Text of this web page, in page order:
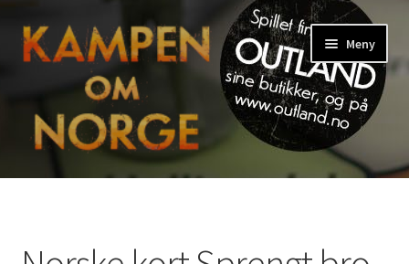
Hopp
til
navigasjon
Hopp
til
Meny
Hjem